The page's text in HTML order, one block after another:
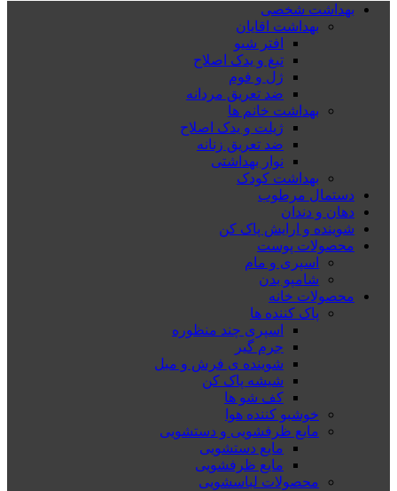
بهداشت شخصی
بهداشت اقایان
افتر شیو
تیغ و یدک اصلاح
ژل و فوم
ضد تعریق مردانه
بهداشت خانم ها
ژیلت و یدک اصلاح
ضد تعریق زنانه
نوار بهداشتی
بهداشت کودک
دستمال مرطوب
دهان و دندان
شوینده و ارایش پاک کن
محصولات پوست
اسپری و مام
شامپو بدن
محصولات خانه
پاک کننده ها
اسپری چند منظوره
جرم گیر
شوینده ی فرش و مبل
شیشه پاک کن
کف شو ها
خوشبو کننده هوا
مایع ظرفشویی و دستشویی
مایع دستشویی
مایع ظرفشویی
محصولات لباسشویی